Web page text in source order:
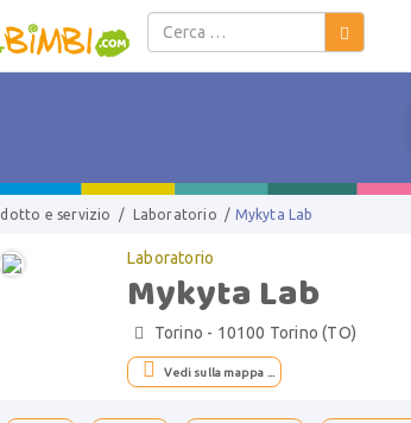
Salta al contenuto
e servizio / Laboratorio / Mykyta Lab
Laboratorio
Mykyta Lab
 Torino - 10100 Torino (TO)
 Vedi sulla mappa ...